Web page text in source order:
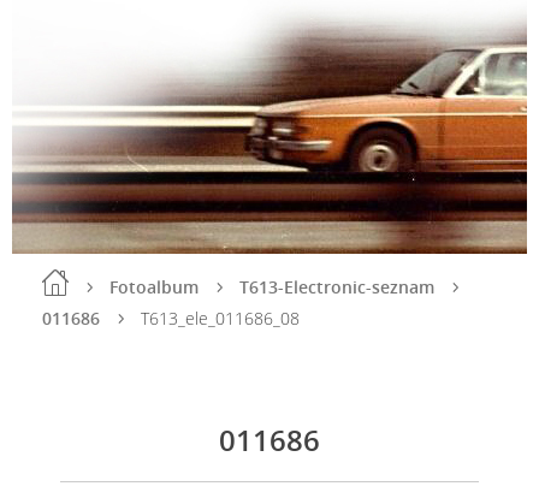
Fotoalbum
T613-Electronic-seznam
011686
T613_ele_011686_08
011686